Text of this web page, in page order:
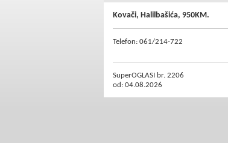
Kovači, Halilbašića, 950KM.
Telefon: 061/214-722
SuperOGLASI br. 2206
od: 04.08.2026